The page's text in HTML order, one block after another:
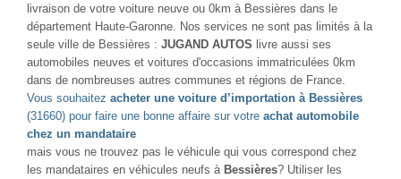
livraison de votre voiture neuve ou 0km à Bessières dans le
département Haute-Garonne. Nos services ne sont pas limités à la
seule ville de Bessières : JUGAND AUTOS livre aussi ses
automobiles neuves et voitures d'occasions immatriculées 0km
dans de nombreuses autres communes et régions de France.
Vous souhaitez acheter une voiture d’importation à Bessières
(31660) pour faire une bonne affaire sur votre achat automobile
chez un mandataire
mais vous ne trouvez pas le véhicule qui vous correspond chez
les mandataires en véhicules neufs à Bessières? Utiliser les